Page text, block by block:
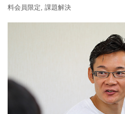
料会員限定, 課題解決